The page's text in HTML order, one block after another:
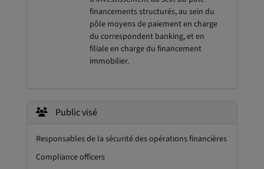
financements structurés, au sein du
pôle moyens de paiement en charge
du correspondent banking, et en
filiale en charge du financement
immobilier.
Public visé
Responsables de la sécurité des opérations financières
Compliance officers